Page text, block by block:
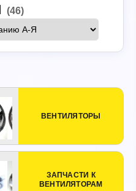
(46)
ВЕНТИЛЯТОРЫ
ЗАПЧАСТИ К
ВЕНТИЛЯТОРАМ